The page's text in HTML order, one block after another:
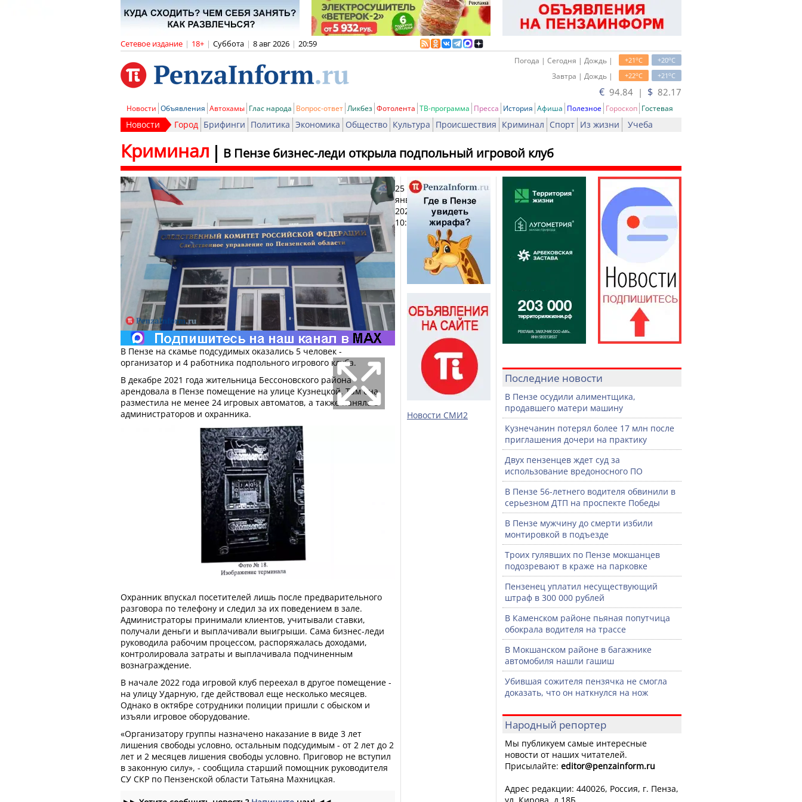
Сетевое издание | 18+ | Суббота | 8 авг 2026 | 20:59
+20oC
+21oC
Погода | Сегодня | Дождь |
+21oC
+22oC
Завтра | Дождь |
€ 94.84 | $ 82.17
Новости Объявления Автохамы Глас народа Вопрос-ответ Ликбез Фотолента ТВ-программа Пресса История Афиша Полезное Гороскоп Гостевая
Новости Город Брифинги Политика Экономика Общество Культура Происшествия Криминал Спорт Из жизни Учеба
В Пензе бизнес-леди открыла подпольный игровой клуб
Криминал
25
января
2025,
10:41
Печать
В Пензе на скамье подсудимых оказались 5 человек -
организатор и 4 работника подпольного игрового клуба.
В декабре 2021 года жительница Бессоновского района
арендовала в Пензе помещение на улице Кузнецкой. Там она
разместила не менее 24 игровых автоматов, а также наняла 3
администраторов и охранника.
Охранник впускал посетителей лишь после предварительного
разговора по телефону и следил за их поведением в зале.
Администраторы принимали клиентов, учитывали ставки,
получали деньги и выплачивали выигрыши. Сама бизнес-леди
руководила рабочим процессом, распоряжалась доходами,
контролировала затраты и выплачивала подчиненным
вознаграждение.
В начале 2022 года игровой клуб переехал в другое помещение -
на улицу Ударную, где действовал еще несколько месяцев.
Однако в октябре сотрудники полиции пришли с обыском и
изъяли игровое оборудование.
«Организатору группы назначено наказание в виде 3 лет
лишения свободы условно, остальным подсудимым - от 2 лет до 2
лет и 2 месяцев лишения свободы условно. Приговор не вступил
в законную силу», - сообщила старший помощник руководителя
СУ СКР по Пензенской области Татьяна Махницкая.
Новости СМИ2
Последние новости
В Пензе осудили алиментщика,
продавшего матери машину
Кузнечанин потерял более 17 млн после
приглашения дочери на практику
Двух пензенцев ждет суд за
использование вредоносного ПО
В Пензе 56-летнего водителя обвинили в
серьезном ДТП на проспекте Победы
В Пензе мужчину до смерти избили
монтировкой в подъезде
Троих гулявших по Пензе мокшанцев
подозревают в краже на парковке
Пензенец уплатил несуществующий
штраф в 300 000 рублей
В Каменском районе пьяная попутчица
обокрала водителя на трассе
В Мокшанском районе в багажнике
автомобиля нашли гашиш
Убившая сожителя пензячка не смогла
доказать, что он наткнулся на нож
Народный репортер
Мы публикуем самые интересные
новости от наших читателей.
Присылайте: editor@penzainform.ru
Адрес редакции: 440026, Россия, г. Пенза,